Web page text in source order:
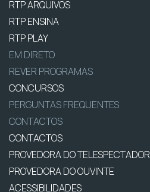
RTP ARQUIVOS
RTP ENSINA
RTP PLAY
EM DIRETO
REVER PROGRAMAS
CONCURSOS
PERGUNTAS FREQUENTES
CONTACTOS
CONTACTOS
PROVEDORA DO TELESPECTADOR
PROVEDORA DO OUVINTE
ACESSIBILIDADES